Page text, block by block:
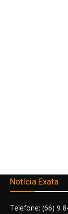
Notícia Exata
Telefone: (66) 9